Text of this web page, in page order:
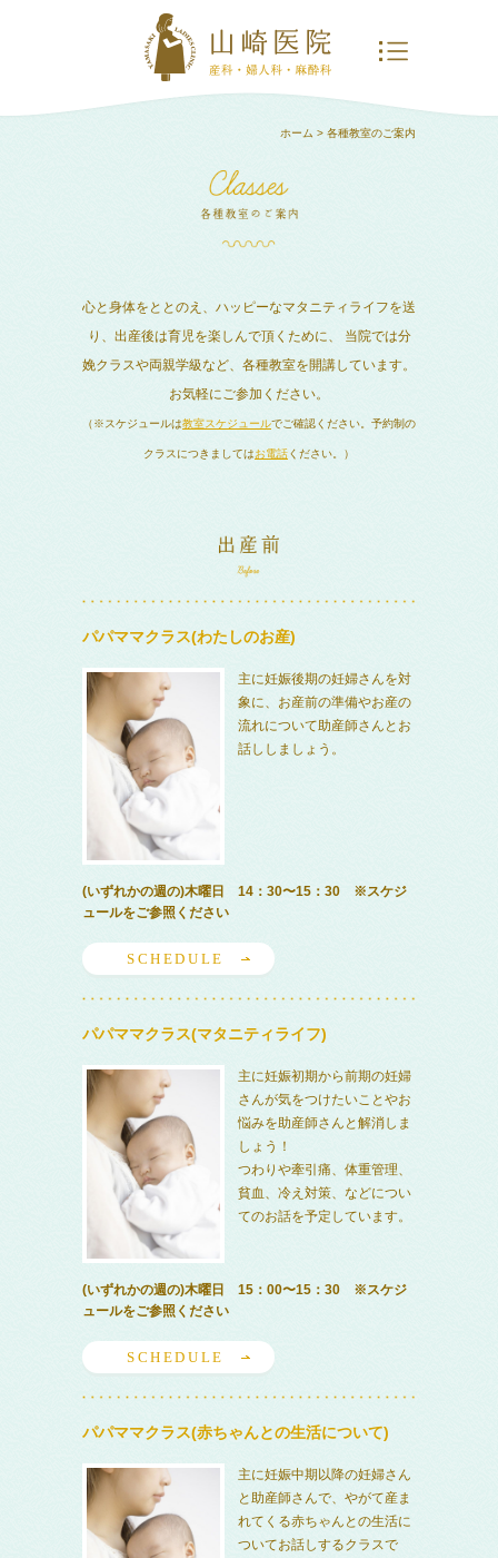
ホーム > 各種教室のご案内
心と身体をととのえ、ハッピーなマタニティライフを送
り、出産後は育児を楽しんで頂くために、
当院では分
娩クラスや両親学級など、各種教室を開講しています。
お気軽にご参加ください。
（※スケジュールは教室スケジュールでご確認ください。予約制の
クラスにつきましてはお電話ください。）
パパママクラス(わたしのお産)
主に妊娠後期の妊婦さんを対
象に、お産前の準備やお産の
流れについて助産師さんとお
話ししましょう。
(いずれかの週の)木曜日 14：30〜15：30 ※スケジ
ュールをご参照ください
SCHEDULE
パパママクラス(マタニティライフ)
主に妊娠初期から前期の妊婦
さんが気をつけたいことやお
悩みを助産師さんと解消しま
しょう！
つわりや牽引痛、体重管理、
貧血、冷え対策、などについ
てのお話を予定しています。
(いずれかの週の)木曜日 15：00〜15：30 ※スケジ
ュールをご参照ください
SCHEDULE
パパママクラス(赤ちゃんとの生活について)
主に妊娠中期以降の妊婦さん
と助産師さんで、やがて産ま
れてくる赤ちゃんとの生活に
ついてお話しするクラスで